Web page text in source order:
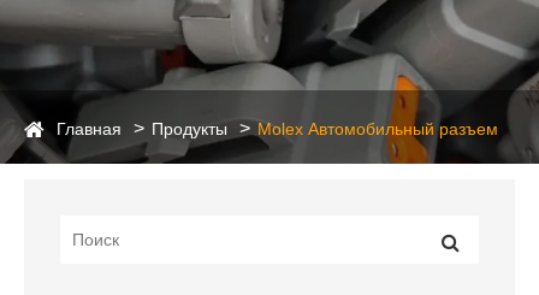
Главная Продукты Molex Автомобильный разъем